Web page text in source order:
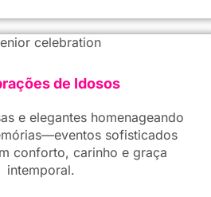
de Idosos
e elegantes homenageando
sofisticados
conforto, carinho e graça
intemporal.